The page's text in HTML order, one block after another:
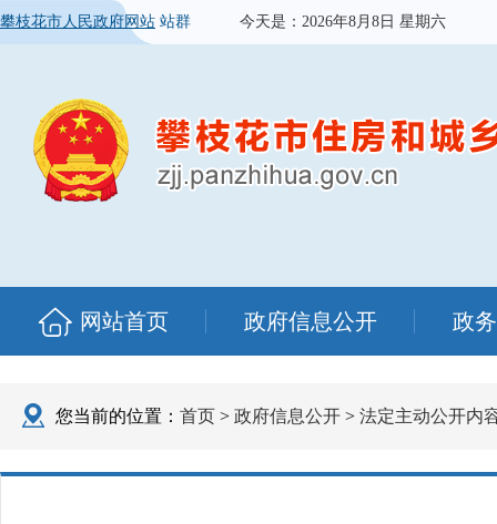
攀枝花市人民政府网站 站群 今天是： 2026年8月8日 星期六
网站首页 政府信息公开 政
您当前的位置： 首页 > 政府信息公开 > 法定主动公开内